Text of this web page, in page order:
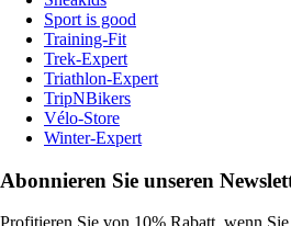
Sport is good
Training-Fit
Trek-Expert
Triathlon-Expert
TripNBikers
Vélo-Store
Winter-Expert
Abonnieren Sie unseren